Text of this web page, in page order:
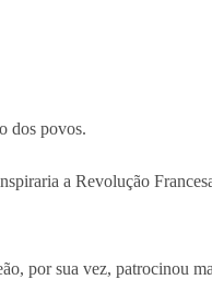
dos povos.
a Revolução
por sua vez, patrocinou